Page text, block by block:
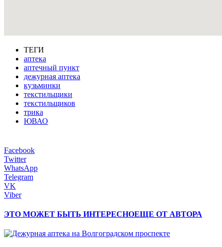
ТЕГИ
аптека
аптечный пункт
дежурная аптека
кузьминки
текстильщики
текстильщиков
трика
ЮВАО
Facebook
Twitter
WhatsApp
Telegram
VK
Viber
ЭТО МОЖЕТ БЫТЬ ИНТЕРЕСНОЕЩЕ ОТ АВТОРА